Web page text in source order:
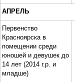
АПРЕЛЬ
Первенство
Красноярска в
помещении среди
юношей и девушек до
14 лет (2014 г.р. и
младше)